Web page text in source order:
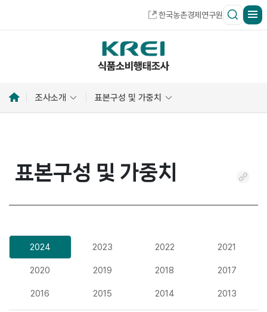
한국농촌경제연구원
홈
조사소개 표본구성 및 가중치
표본구성 및 가중치
링
복
2024 2023 2022 2021
2020 2019 2018 2017
2016 2015 2014 2013